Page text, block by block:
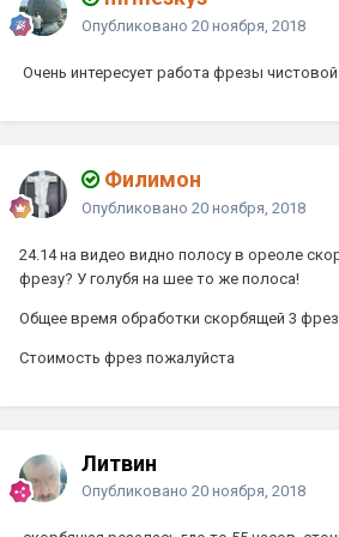
Опубликовано 20 ноября, 2018
Очень интересует работа фрезы чистовой
Филимон
Опубликовано 20 ноября, 2018
24.14 на видео видно полосу в ореоле
фрезу? У голубя на шее то же полоса!
Общее время обработки скорбящей 3
Стоимость фрез пожалуйста
Литвин
Опубликовано 20 ноября, 2018